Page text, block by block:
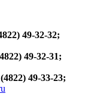
49-32-32;
49-32-31;
49-33-23;